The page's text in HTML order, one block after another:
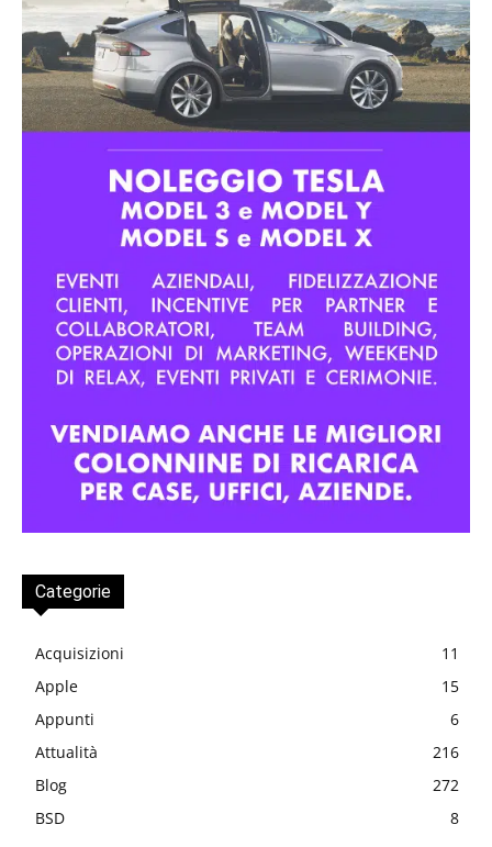
Categorie
Acquisizioni
11
Apple
15
Appunti
6
Attualità
216
Blog
272
BSD
8